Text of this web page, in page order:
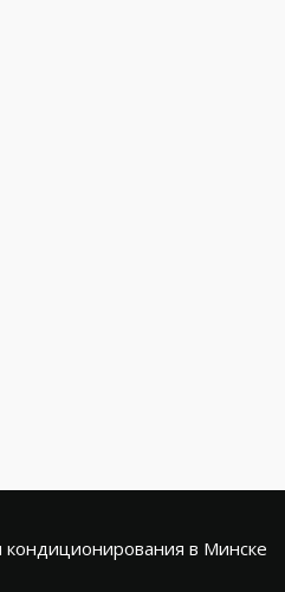
кондиционирования в Минске